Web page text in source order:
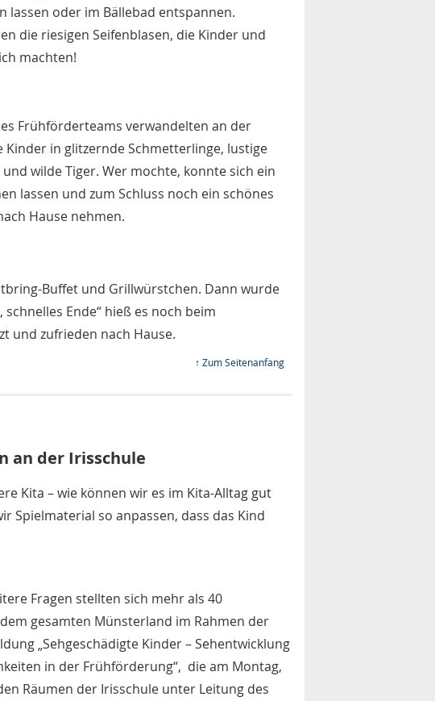
lassen oder im Bällebad entspannen.
die riesigen Seifenblasen, die Kinder und
machten!
Frühförderteams verwandelten an der
Kinder in glitzernde Schmetterlinge, lustige
wilde Tiger. Wer mochte, konnte sich ein
lassen und zum Schluss noch ein schönes
Hause nehmen.
Buffet und Grillwürstchen. Dann wurde
Ende“ hieß es noch beim
und zufrieden nach Hause.
↑ Zum Seitenanfang
an der Irisschule
Kita – wie können wir es im Kita-Alltag gut
Spielmaterial so anpassen, dass das Kind
Fragen stellten sich mehr als 40
gesamten Münsterland im Rahmen der
„Sehgeschädigte Kinder – Sehentwicklung
in der Frühförderung“, die am Montag,
Räumen der Irisschule unter Leitung des